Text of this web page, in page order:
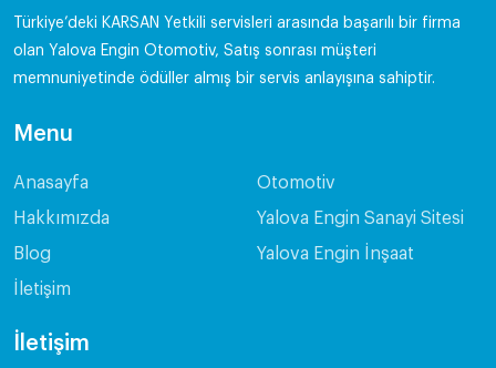
Türkiye’deki KARSAN Yetkili servisleri arasında başarılı bir firma
olan Yalova Engin Otomotiv, Satış sonrası müşteri
memnuniyetinde ödüller almış bir servis anlayışına sahiptir.
Menu
Anasayfa
Hakkımızda
Blog
İletişim
Otomotiv
Yalova Engin Sanayi Sitesi
Yalova Engin İnşaat
İletişim